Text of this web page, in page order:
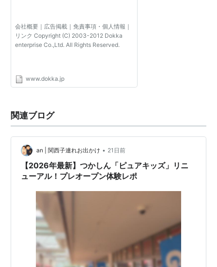
会社概要｜広告掲載｜免責事項・個人情報｜
リンク Copyright (C) 2003-2012 Dokka
enterprise Co.,Ltd. All Rights Reserved.
www.dokka.jp
関連ブログ
an | 関西子連れお出かけ • 21日前
【2026年最新】つかしん「ピュアキッズ」リニ
ューアル！プレオープン体験レポ